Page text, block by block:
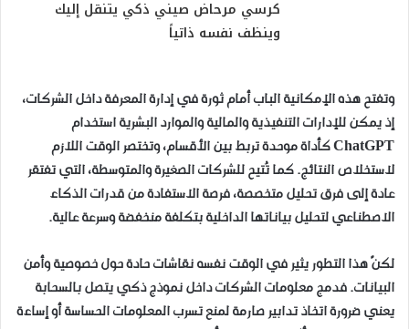
كرسي مرحاض صيني ذكي يتنقل إليك
وينظف نفسه ذاتياً
وتفتح هذه الإمكانية الباب أمام ثورة في إدارة المعرفة داخل الشركات،
إذ يمكن للإدارات التنفيذية والمالية والموارد البشرية استخدام
ChatGPT كأداة موحدة تربط بين الأقسام، وتختصر الوقت اللازم
لاستخلاص النتائج. كما تُتيح للشركات الصغيرة والمتوسطة، التي تفتقر
عادة إلى فرق تحليل متخصصة، فرصة الاستفادة من قدرات الذكاء
الاصطناعي لتحليل بياناتها الداخلية بتكلفة منخفضة وسرعة عالية.
لكنّ هذا التطور يثير في الوقت نفسه نقاشات حادة حول خصوصية وأمن
البيانات. فدمج معلومات الشركات داخل نموذج ذكي يتصل بالسحابة
يعني ضرورة اتخاذ تدابير صارمة لمنع تسرب المعلومات الحساسة أو إساءة